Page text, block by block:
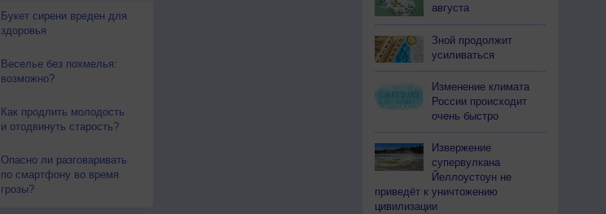
Букет сирени вреден для
здоровья
Веселье без похмелья:
возможно?
Как продлить молодость
и отодвинуть старость?
Опасно ли разговаривать
по смартфону во время
грозы?
августа
Зной продолжит
усиливаться
Изменение климата
России происходит
очень быстро
Извержение
супервулкана
Йеллоустоун не
приведёт к уничтожению
цивилизации